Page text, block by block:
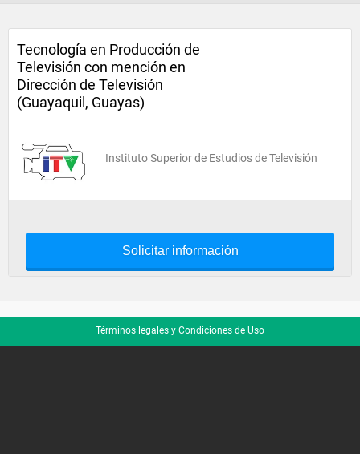
Tecnología en Producción de
Televisión con mención en
Dirección de Televisión
(Guayaquil, Guayas)
Instituto Superior de Estudios de Televisión
Solicitar información
Términos legales y Condiciones de Uso